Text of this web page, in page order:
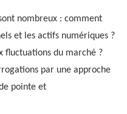
nombreux : comment
et les actifs numériques ?
fluctuations du marché ?
par une approche
pointe et